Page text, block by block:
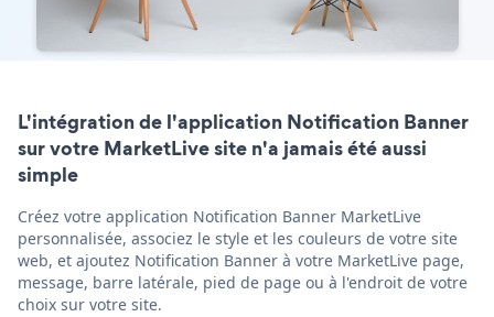
L'intégration de l'application Notification Banner
sur votre MarketLive site n'a jamais été aussi
simple
Créez votre application Notification Banner MarketLive
personnalisée, associez le style et les couleurs de votre site
web, et ajoutez Notification Banner à votre MarketLive page,
message, barre latérale, pied de page ou à l'endroit de votre
choix sur votre site.